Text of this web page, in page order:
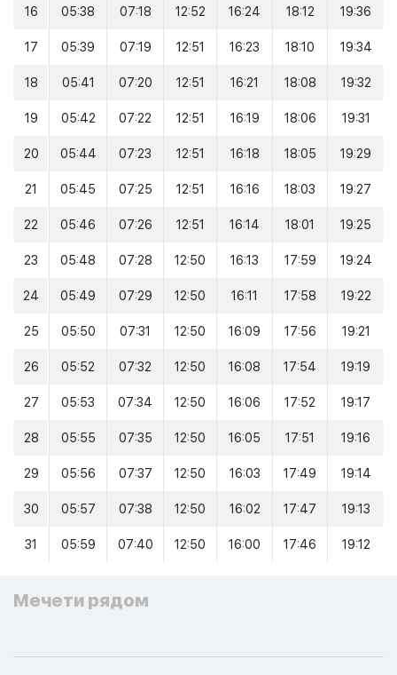
16 05:38 07:18 12:52 16:24 18:12 19:36
17 05:39 07:19 12:51 16:23 18:10 19:34
18 05:41 07:20 12:51 16:21 18:08 19:32
19 05:42 07:22 12:51 16:19 18:06 19:31
20 05:44 07:23 12:51 16:18 18:05 19:29
21 05:45 07:25 12:51 16:16 18:03 19:27
22 05:46 07:26 12:51 16:14 18:01 19:25
23 05:48 07:28 12:50 16:13 17:59 19:24
24 05:49 07:29 12:50 16:11 17:58 19:22
25 05:50 07:31 12:50 16:09 17:56 19:21
26 05:52 07:32 12:50 16:08 17:54 19:19
27 05:53 07:34 12:50 16:06 17:52 19:17
28 05:55 07:35 12:50 16:05 17:51 19:16
29 05:56 07:37 12:50 16:03 17:49 19:14
30 05:57 07:38 12:50 16:02 17:47 19:13
31 05:59 07:40 12:50 16:00 17:46 19:12
Мечети рядом